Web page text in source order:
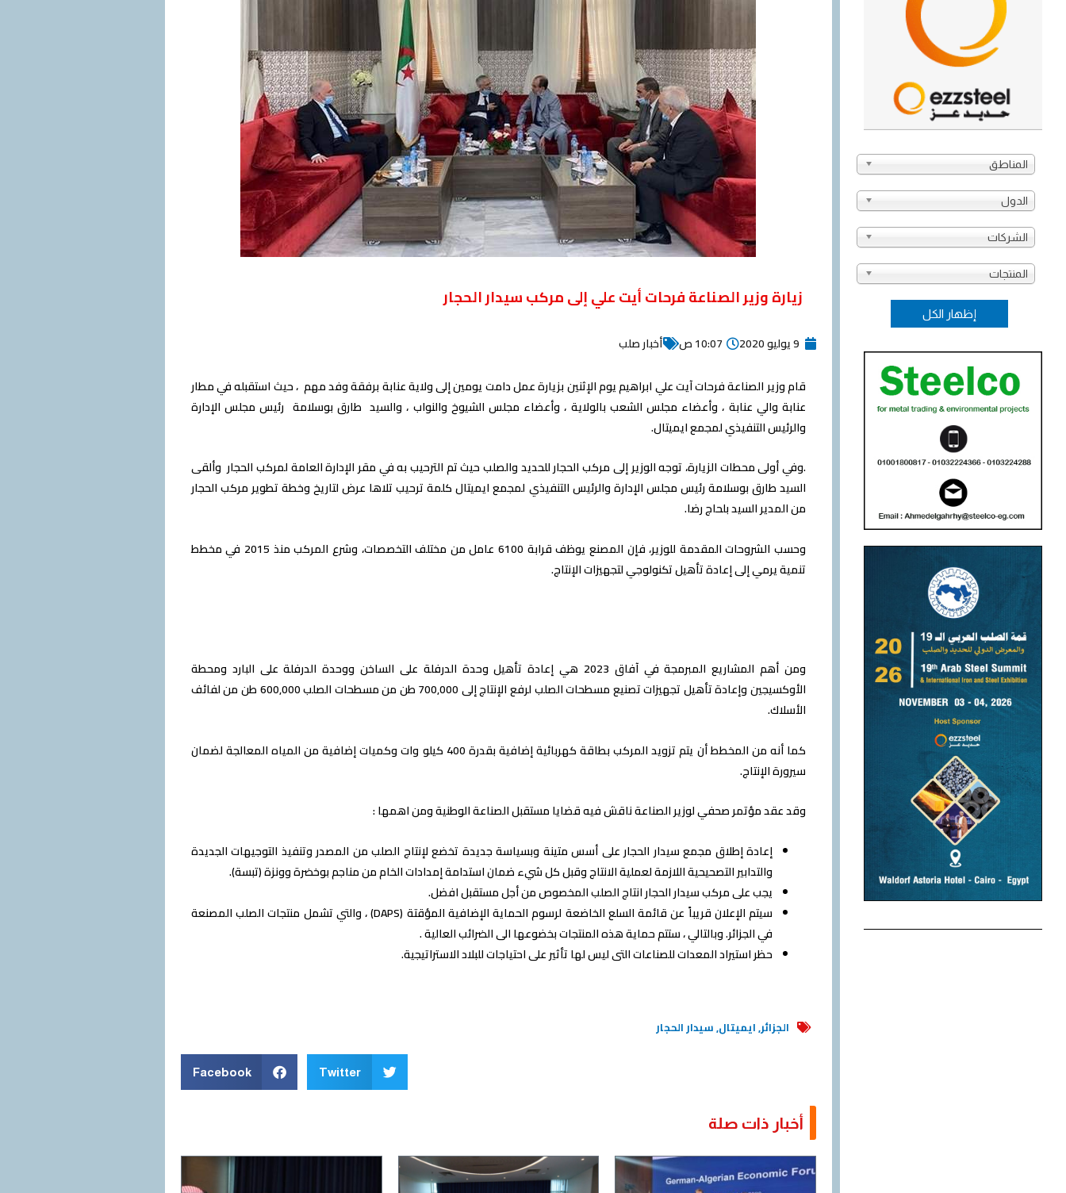
المناطق
الدول
الشركات
المنتجات
زيارة وزير الصناعة فرحات أيت علي إلى مركب سيدار الحجار
9 يوليو 2020 10:07 ص أخبار صلب
قام وزير الصناعة فرحات آيت علي ابراهيم يوم الإثنين بزيارة عمل دامت يومين إلى ولاية عنابة برفقة وفد مهم ، حيث استقبله في مطار
عنابة والي عنابة ، وأعضاء مجلس الشعب بالولاية ، وأعضاء مجلس الشيوخ والنواب ، والسيد طارق بوسلامة رئيس مجلس الإدارة
والرئيس التنفيذي لمجمع ايميتال.
.وفي أولى محطات الزيارة، توجه الوزير إلى مركب الحجار للحديد والصلب حيث تم الترحيب به في مقر الإدارة العامة لمركب الحجار وألقى
السيد طارق بوسلامة رئيس مجلس الإدارة والرئيس التنفيذي لمجمع ايميتال كلمة ترحيب تلاها عرض لتاريخ وخطة تطوير مركب الحجار
من المدير السيد بلحاج رضا.
وحسب الشروحات المقدمة للوزير، فإن المصنع يوظف قرابة 6100 عامل من مختلف التخصصات، وشرع المركب منذ 2015 في مخطط
تنمية يرمي إلى إعادة تأهيل تكنولوجي لتجهيزات الإنتاج.
ومن أهم المشاريع المبرمجة في آفاق 2023 هي إعادة تأهيل وحدة الدرفلة على الساخن ووحدة الدرفلة على البارد ومحطة
الأوكسيجين وإعادة تأهيل تجهيزات تصنيع مسطحات الصلب لرفع الإنتاج إلى 700,000 طن من مسطحات الصلب 600,000 طن من لفائف
الأسلاك.
كما أنه من المخطط أن يتم تزويد المركب بطاقة كهربائية إضافية بقدرة 400 كيلو وات وكميات إضافية من المياه المعالجة لضمان
سيرورة الإنتاج.
وقد عقد مؤتمر صحفي لوزير الصناعة ناقش فيه قضايا مستقبل الصناعة الوطنية ومن اهمها :
إعادة إطلاق مجمع سيدار الحجار على أسس متينة وبسياسة جديدة تخضع لإنتاج الصلب من المصدر وتنفيذ التوجيهات الجديدة
والتدابير التصحيحية اللازمة لعملية الانتاج وقبل كل شيء ضمان استدامة إمدادات الخام من مناجم بوخضرة وونزة (تبسة).
يجب على مركب سيدار الحجار انتاج الصلب المخصوص من أجل مستقبل افضل.
سيتم الإعلان قريباً عن قائمة السلع الخاضعة لرسوم الحماية الإضافية المؤقتة (DAPS) ، والتي تشمل منتجات الصلب المصنعة
في الجزائر. وبالتالي ، ستتم حماية هذه المنتجات بخضوعها الى الضرائب العالية .
حظر استيراد المعدات للصناعات التى ليس لها تأثير على احتياجات للبلاد الاستراتيجية.
الجزائر,ايميتال,سيدار الحجار
Twitter
Facebook
أخبار ذات صلة